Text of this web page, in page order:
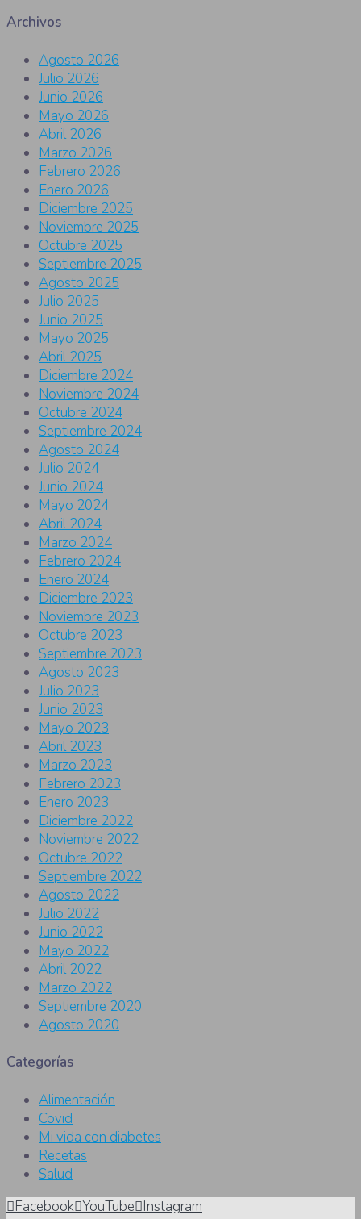
Archivos
Agosto 2026
Julio 2026
Junio 2026
Mayo 2026
Abril 2026
Marzo 2026
Febrero 2026
Enero 2026
Diciembre 2025
Noviembre 2025
Octubre 2025
Septiembre 2025
Agosto 2025
Julio 2025
Junio 2025
Mayo 2025
Abril 2025
Diciembre 2024
Noviembre 2024
Octubre 2024
Septiembre 2024
Agosto 2024
Julio 2024
Junio 2024
Mayo 2024
Abril 2024
Marzo 2024
Febrero 2024
Enero 2024
Diciembre 2023
Noviembre 2023
Octubre 2023
Septiembre 2023
Agosto 2023
Julio 2023
Junio 2023
Mayo 2023
Abril 2023
Marzo 2023
Febrero 2023
Enero 2023
Diciembre 2022
Noviembre 2022
Octubre 2022
Septiembre 2022
Agosto 2022
Julio 2022
Junio 2022
Mayo 2022
Abril 2022
Marzo 2022
Septiembre 2020
Agosto 2020
Categorías
Alimentación
Covid
Mi vida con diabetes
Recetas
Salud
Facebook YouTube Instagram